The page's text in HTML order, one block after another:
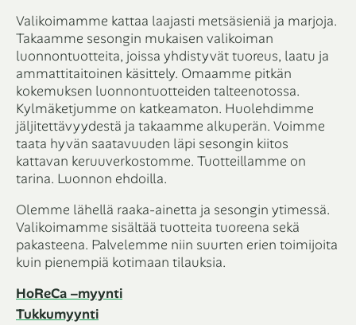
Valikoimamme kattaa laajasti metsäsieniä ja marjoja.
Takaamme sesongin mukaisen valikoiman
luonnontuotteita, joissa yhdistyvät tuoreus, laatu ja
ammattitaitoinen käsittely. Omaamme pitkän
kokemuksen luonnontuotteiden talteenotossa.
Kylmäketjumme on katkeamaton. Huolehdimme
jäljitettävyydestä ja takaamme alkuperän. Voimme
taata hyvän saatavuuden läpi sesongin kiitos
kattavan keruuverkostomme. Tuotteillamme on
tarina. Luonnon ehdoilla.
Olemme lähellä raaka-ainetta ja sesongin ytimessä.
Valikoimamme sisältää tuotteita tuoreena sekä
pakasteena. Palvelemme niin suurten erien toimijoita
kuin pienempiä kotimaan tilauksia.
HoReCa –myynti
Tukkumyynti